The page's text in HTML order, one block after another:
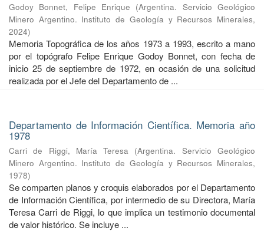
Godoy Bonnet, Felipe Enrique (Argentina. Servicio Geológico
Minero Argentino. Instituto de Geología y Recursos Minerales,
2024)
Memoria Topográfica de los años 1973 a 1993, escrito a mano
por el topógrafo Felipe Enrique Godoy Bonnet, con fecha de
inicio 25 de septiembre de 1972, en ocasión de una solicitud
realizada por el Jefe del Departamento de ...
Departamento de Información Científica. Memoria año
1978
Carri de Riggi, María Teresa (Argentina. Servicio Geológico
Minero Argentino. Instituto de Geología y Recursos Minerales,
1978)
Se comparten planos y croquis elaborados por el Departamento
de Información Científica, por intermedio de su Directora, María
Teresa Carri de Riggi, lo que implica un testimonio documental
de valor histórico. Se incluye ...